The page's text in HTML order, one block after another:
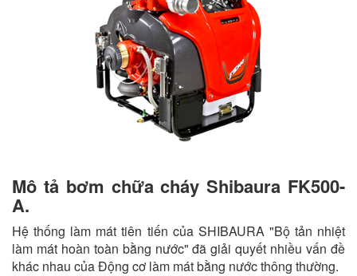
Mô tả bơm chữa cháy Shibaura FK500-
A.
Hệ thống làm mát tiên tiến của SHIBAURA "Bộ tản nhiệt
làm mát hoàn toàn bằng nước" đã giải quyết nhiều vấn đề
khác nhau của Động cơ làm mát bằng nước thông thường.